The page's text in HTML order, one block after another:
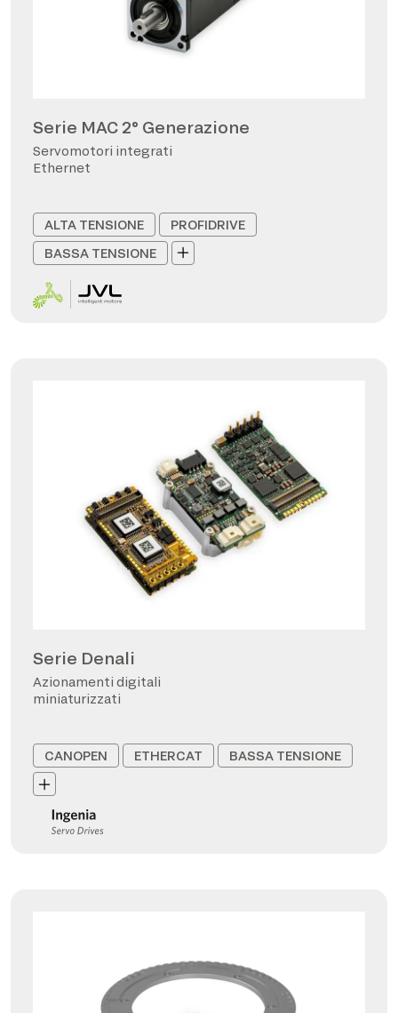
Serie MAC 2° Generazione
Servomotori integrati
Ethernet
ALTA TENSIONE
PROFIDRIVE
BASSA TENSIONE
Serie Denali
Azionamenti digitali
miniaturizzati
CANOPEN ETHERCAT BASSA TENSIONE